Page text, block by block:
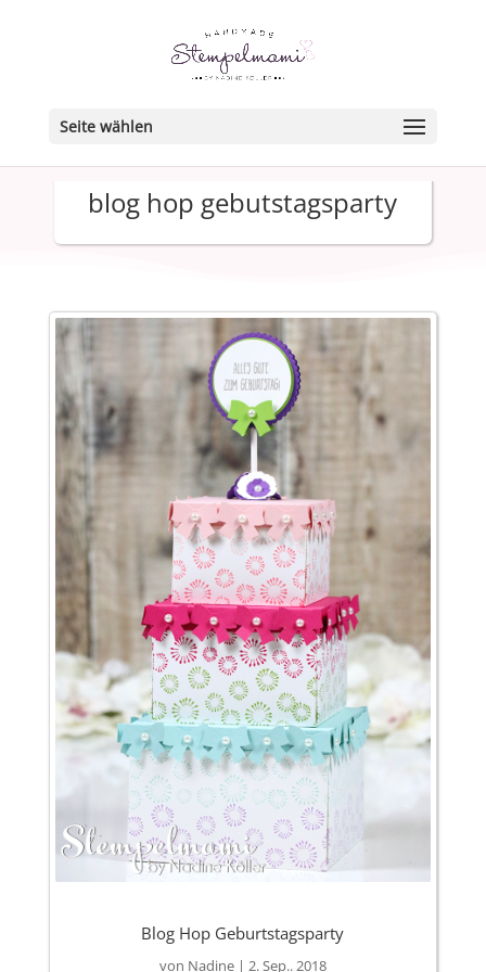
Seite wählen
blog hop gebutstagsparty
Blog Hop Geburtstagsparty
von Nadine| 2. Sep.. 2018